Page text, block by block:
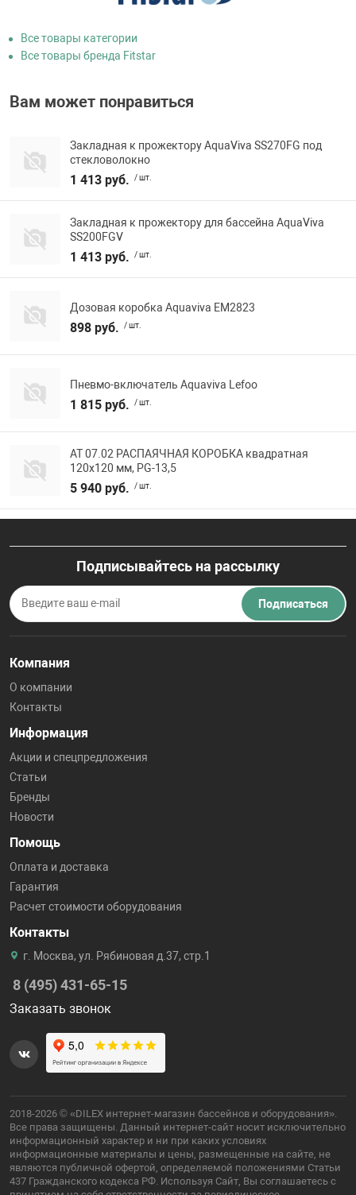
Все товары категории
Все товары бренда Fitstar
Вам может понравиться
Закладная к прожектору AquaViva SS270FG под
стекловолокно
1 413 руб. / шт.
Закладная к прожектору для бассейна AquaViva
SS200FGV
1 413 руб. / шт.
Дозовая коробка Aquaviva EM2823
898 руб. / шт.
Пневмо-включатель Aquaviva Lefoo
1 815 руб. / шт.
АТ 07.02 РАСПАЯЧНАЯ КОРОБКА квадратная
120х120 мм, PG-13,5
5 940 руб. / шт.
Подписывайтесь на рассылку
Подписаться
Компания
О компании
Контакты
Информация
Акции и спецпредложения
Статьи
Бренды
Новости
Помощь
Оплата и доставка
Гарантия
Расчет стоимости оборудования
Контакты
г. Москва, ул. Рябиновая д.37, стр.1
8 (495) 431-65-15
Заказать звонок
2018-2026 © «DILEX интернет-магазин бассейнов и оборудования».
Все права защищены. Данный интернет-сайт носит исключительно
информационный характер и ни при каких условиях
информационные материалы и цены, размещенные на сайте, не
являются публичной офертой, определяемой положениями Статьи
437 Гражданского кодекса РФ. Используя Сайт, Вы соглашаетесь с